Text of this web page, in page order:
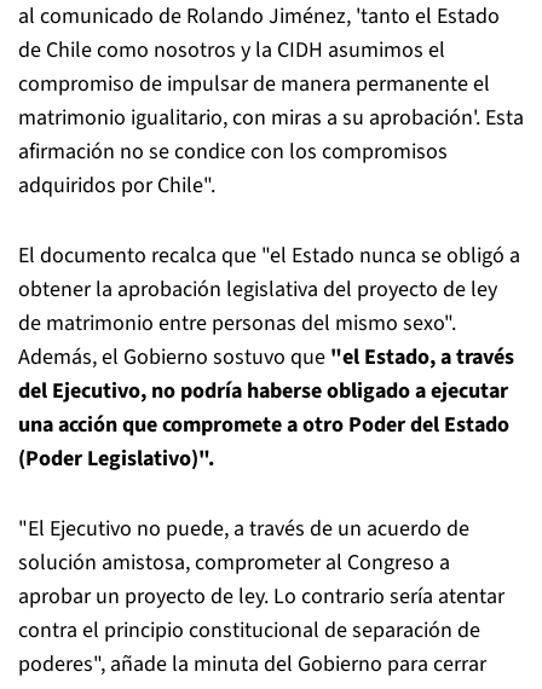
al comunicado de Rolando Jiménez, 'tanto el Estado
de Chile como nosotros y la CIDH asumimos el
compromiso de impulsar de manera permanente el
matrimonio igualitario, con miras a su aprobación'. Esta
afirmación no se condice con los compromisos
adquiridos por Chile".
El documento recalca que "el Estado nunca se obligó a
obtener la aprobación legislativa del proyecto de ley
de matrimonio entre personas del mismo sexo".
Además, el Gobierno sostuvo que "el Estado, a través
del Ejecutivo, no podría haberse obligado a ejecutar
una acción que compromete a otro Poder del Estado
(Poder Legislativo)".
"El Ejecutivo no puede, a través de un acuerdo de
solución amistosa, comprometer al Congreso a
aprobar un proyecto de ley. Lo contrario sería atentar
contra el principio constitucional de separación de
poderes", añade la minuta del Gobierno para cerrar